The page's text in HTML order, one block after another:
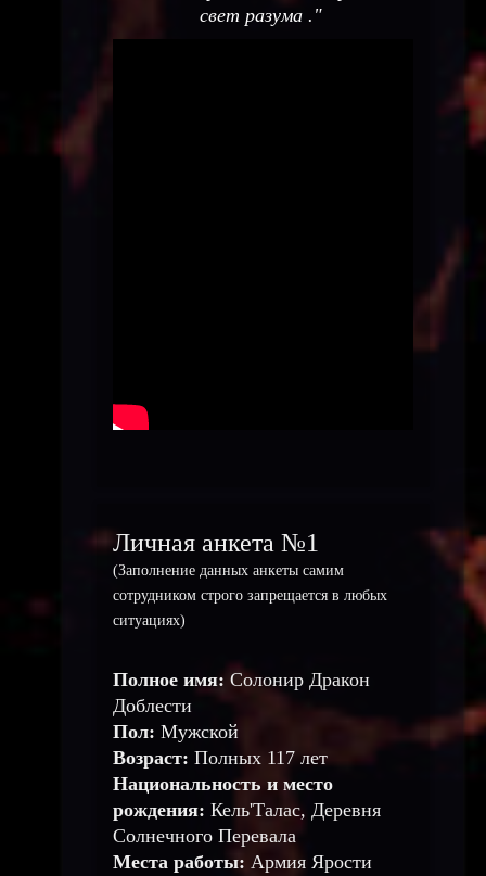
свет разума ."
Личная анкета №1
(Заполнение данных анкеты самим
сотрудником строго запрещается в любых
ситуациях)
Полное имя: Солонир Дракон
Доблести
Пол: Мужской
Возраст: Полных 117 лет
Национальность и место
рождения: Кель'Талас, Деревня
Солнечного Перевала
Места работы:Армия Ярости